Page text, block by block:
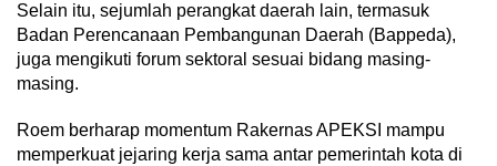
Selain itu, sejumlah perangkat daerah lain, termasuk
Badan Perencanaan Pembangunan Daerah (Bappeda),
juga mengikuti forum sektoral sesuai bidang masing-
masing.
Roem berharap momentum Rakernas APEKSI mampu
memperkuat jejaring kerja sama antar pemerintah kota di